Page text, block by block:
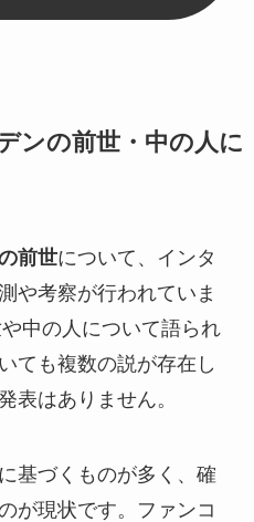
ンの前世・中の人に
前世について、インタ
や考察が行われていま
中の人について語られ
ても複数の説が存在し
表はありません。
基づくものが多く、確
が現状です。ファンコ